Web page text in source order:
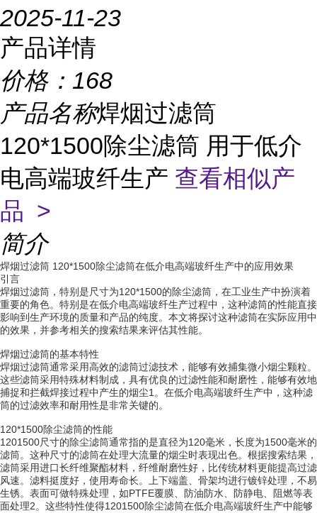
2025-11-23
产品详情
价格： 168
产品名称焊烟过滤筒
120*1500除尘滤筒 用于低介
电高端玻纤生产 查看相似产
品 >
简介
焊烟过滤筒 120*1500除尘滤筒在低介电高端玻纤生产中的应用效果
引言
焊烟过滤筒，特别是尺寸为120*1500的除尘滤筒，在工业生产中扮演着
重要的角色。特别是在低介电高端玻纤生产过程中，这种滤筒的性能直接
影响到生产环境的质量和产品的纯度。本文将探讨这种滤筒在实际应用中
的效果，并参考相关的搜索结果来评估其性能。
焊烟过滤筒的基本特性
焊烟过滤筒通常采用高效的滤筒过滤技术，能够有效捕集微小烟尘颗粒。
这些滤筒采用特殊材料制成，具有优良的过滤性能和耐磨性，能够有效地
捕捉和拦截焊接过程中产生的烟尘1。在低介电高端玻纤生产中，这种滤
筒的过滤效率和耐用性是非常关键的。
120*1500除尘滤筒的性能
1201500尺寸的除尘滤筒通常指的是直径为120毫米，长度为1500毫米的
滤筒。这种尺寸的滤筒在处理大流量的烟尘时表现出色。根据搜索结果，
滤筒采用进口长纤维聚酯材料，纤维耐磨性好，比传统材料更能提高过滤
风速。滤料挺度好，使用寿命长。上下端盖、骨架均进行镀锌处理，不易
生锈。表面可做特殊处理，如PTFE覆膜、防油防水、防静电、阻燃等表
面处理2。这些特性使得1201500除尘滤筒在低介电高端玻纤生产中能够